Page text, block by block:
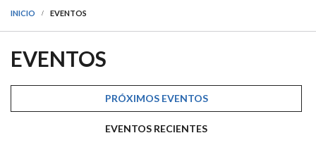
INICIO EVENTOS
EVENTOS
PRÓXIMOS EVENTOS(SOLAPA ACTIVA)
EVENTOS RECIENTES